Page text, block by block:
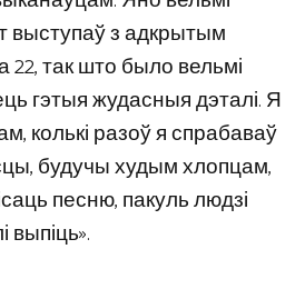
выступаў з адкрытым
22, так што было вельмі
гэтыя жудасныя дэталі. Я
колькі разоў я спрабаваў
будучы худым хлопцам,
песню, пакуль людзі
выпіць».